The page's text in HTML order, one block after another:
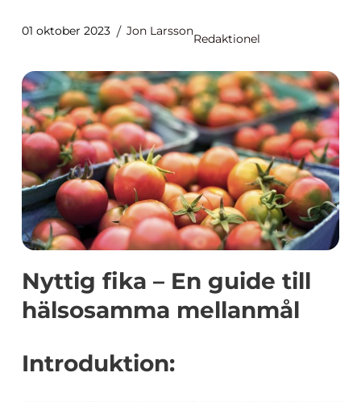
01 oktober 2023 Jon Larsson
Redaktionel
Nyttig fika – En guide till
hälsosamma mellanmål
Introduktion: